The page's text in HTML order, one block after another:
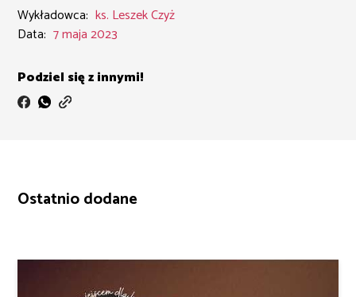
Wykładowca: ks. Leszek Czyż
Data: 7 maja 2023
Podziel się z innymi!
Ostatnio dodane